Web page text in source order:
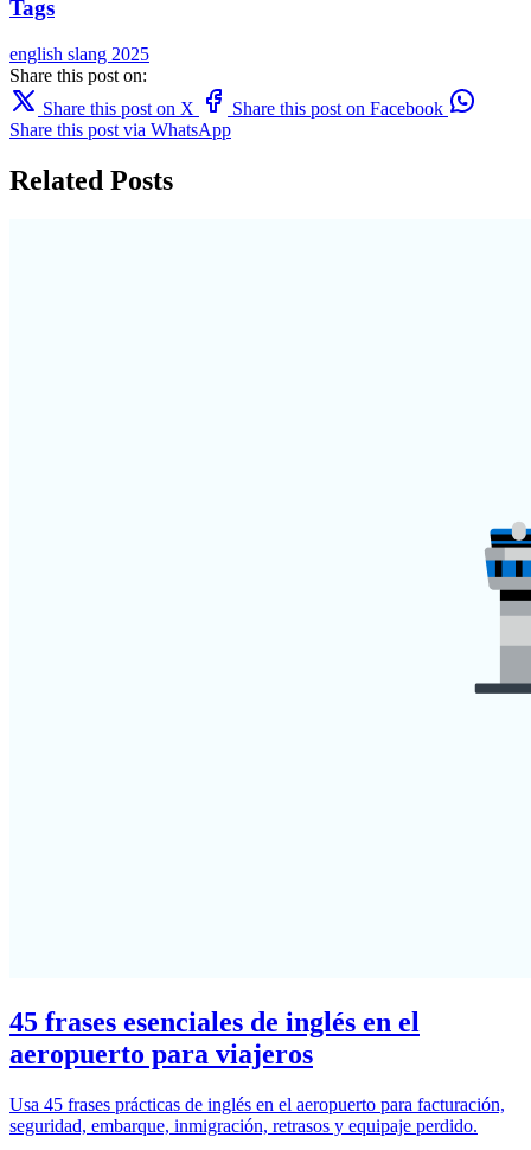
Tags
english slang 2025
Share this post on:
Share this post on X
Share this post on Facebook
Share this post via WhatsApp
Related Posts
45 frases esenciales de inglés en el
aeropuerto para viajeros
Usa 45 frases prácticas de inglés en el aeropuerto para facturación,
seguridad, embarque, inmigración, retrasos y equipaje perdido.